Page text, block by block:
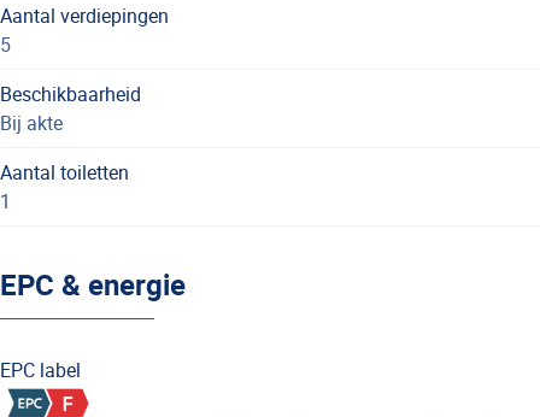
Aantal verdiepingen
5
Beschikbaarheid
Bij akte
Aantal toiletten
1
EPC & energie
EPC label